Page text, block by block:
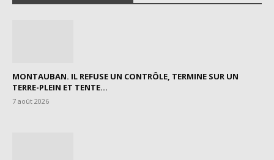
MONTAUBAN. IL REFUSE UN CONTRÔLE, TERMINE SUR UN
TERRE-PLEIN ET TENTE...
7 août 2026